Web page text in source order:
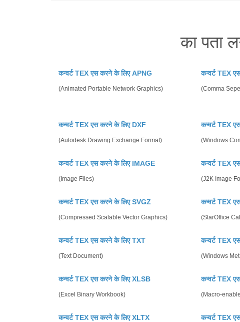
का पता
कन्वर्ट TEX एस करने के लिए APNG
(Animated Portable Network Graphics)
कन्वर्ट TEX
(Comma
कन्वर्ट TEX एस करने के लिए DXF
(Autodesk Drawing Exchange Format)
कन्वर्ट TEX
(Windows
कन्वर्ट TEX एस करने के लिए IMAGE
(Image Files)
कन्वर्ट TEX
(J2K Image
कन्वर्ट TEX एस करने के लिए SVGZ
(Compressed Scalable Vector Graphics)
कन्वर्ट TEX
(StarOffice
कन्वर्ट TEX एस करने के लिए TXT
(Text Document)
कन्वर्ट TEX
(Windows
कन्वर्ट TEX एस करने के लिए XLSB
(Excel Binary Workbook)
कन्वर्ट TEX
(Macro-
कन्वर्ट TEX एस करने के लिए XLTX कन्वर्ट TEX